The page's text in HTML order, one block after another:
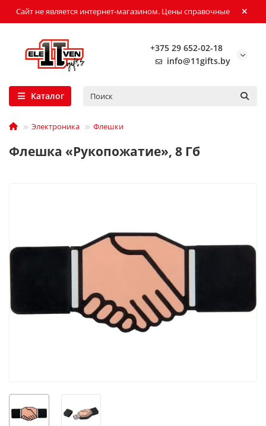
Сайт не является интернет-магазином. Цены справочные
+375 29 652-02-18
info@11gifts.by
Каталог
Электроника Флешки
Флешка «Рукопожатие», 8 Гб